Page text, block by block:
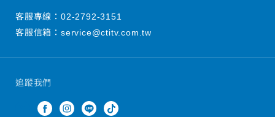
追蹤我們
客服專線： 02-2792-3151
客服信箱： service@ctitv.com.tw